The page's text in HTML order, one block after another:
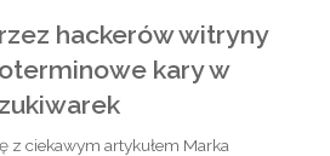
hackerów witryny
kary w
z ciekawym artykułem Marka